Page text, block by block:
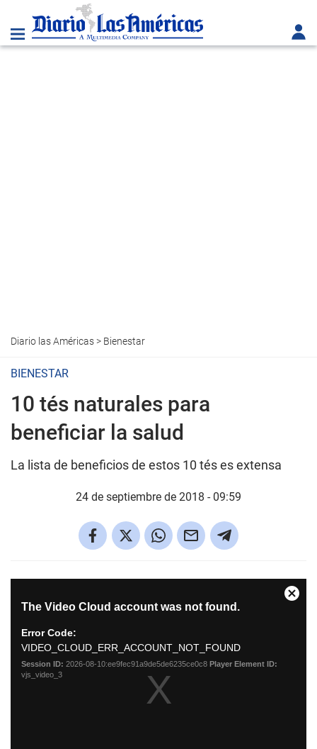
Diario las Américas> Bienestar
BIENESTAR
10 tés naturales para
beneficiar la salud
La lista de beneficios de estos 10 tés es extensa
24 de septiembre de 2018 - 09:59